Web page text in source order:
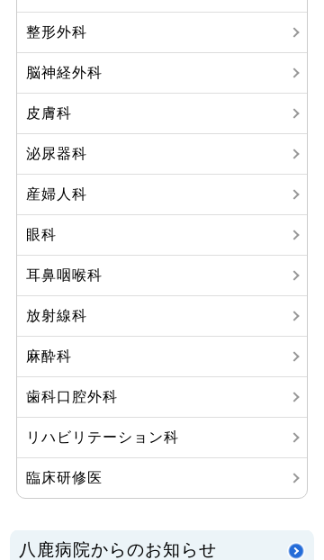
整形外科
脳神経外科
皮膚科
泌尿器科
産婦人科
眼科
耳鼻咽喉科
放射線科
麻酔科
歯科口腔外科
リハビリテーション科
臨床研修医
八鹿病院からのお知らせ